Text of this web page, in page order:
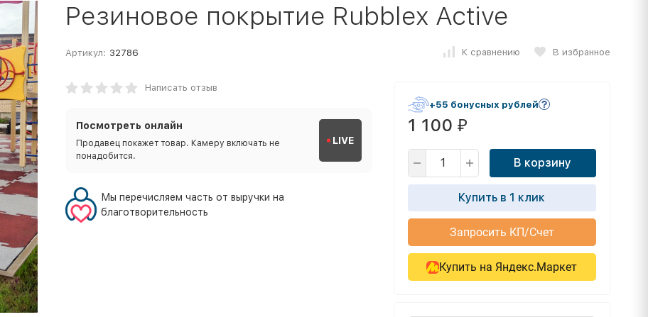
Резиновое покрытие Rubblex Active
Артикул: 32786 К сравнению В избранное
Написать отзыв
Посмотреть онлайн
Продавец покажет товар. Камеру включать не
понадобится.
LIVE
Мы перечисляем часть от выручки на
благотворительность
+55 бонусных рублей
1 100 ₽
В корзину
Купить в 1 клик
Запросить КП/Счет
Купить на Яндекс.Маркет